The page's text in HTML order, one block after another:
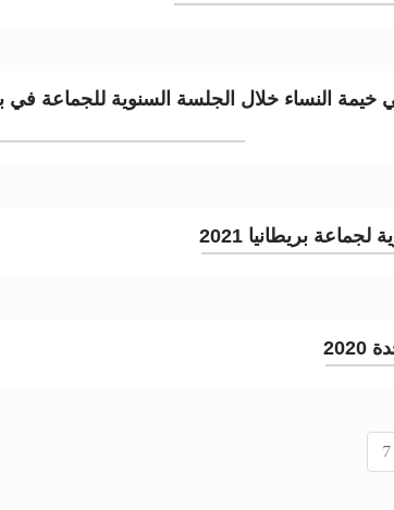
خيمة النساء خلال الجلسة السنوية للجماعة في
بريطانيا 2021
7